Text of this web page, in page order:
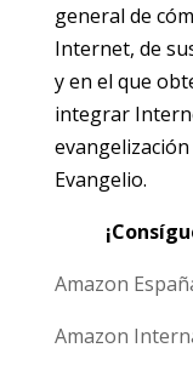
general de
Internet, de
y en el que
integrar
Evangelio.
Amazon
Amazon